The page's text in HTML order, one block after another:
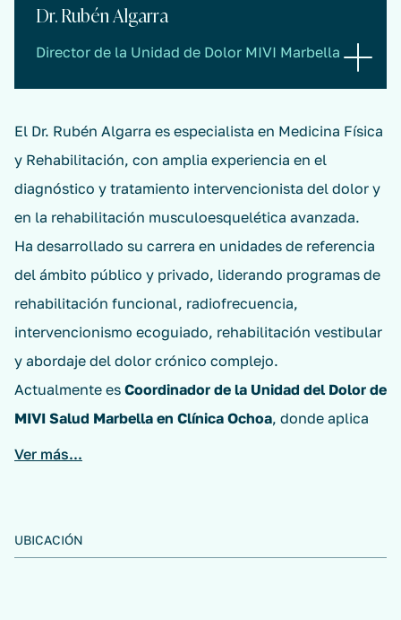
Dr. Rubén Algarra
Director de la Unidad de Dolor MIVI Marbella
El Dr. Rubén Algarra es especialista en Medicina Física
y Rehabilitación, con amplia experiencia en el
diagnóstico y tratamiento intervencionista del dolor y
en la rehabilitación musculoesquelética avanzada.
Ha desarrollado su carrera en unidades de referencia
del ámbito público y privado, liderando programas de
rehabilitación funcional, radiofrecuencia,
intervencionismo ecoguiado, rehabilitación vestibular
y abordaje del dolor crónico complejo.
Actualmente es Coordinador de la Unidad del Dolor de
MIVI Salud Marbella en Clínica Ochoa, donde aplica
un enfoque integral, mínimamente invasivo y basado
Su formación incluye además medicina estética y
antienvejecimiento, integrando un abordaje global de
Ver más...
UBICACIÓN